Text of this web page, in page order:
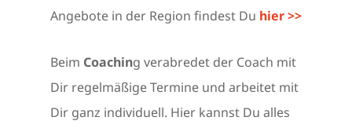
Angebote in der Region findest Du hier >>
Beim Coaching verabredet der Coach mit
Dir regelmäßige Termine und arbeitet mit
Dir ganz individuell. Hier kannst Du alles